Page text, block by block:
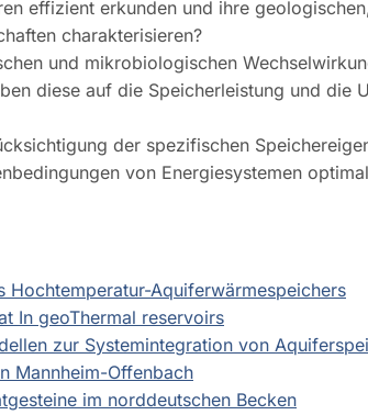
effizient erkunden und ihre
charakterisieren?
und mikrobiologischen
diese auf die Speicherleistung und die
der spezifischen
von Energiesystemen
Hochtemperatur-Aquiferwärmespeichers
In geoThermal reservoirs
zur Systemintegration von
Mannheim-Offenbach
im norddeutschen Becken